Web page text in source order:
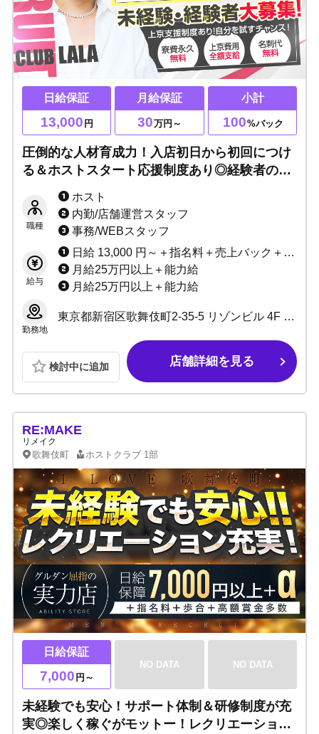
日給保証
13,000 円
月給保証
30万円～
小計
100%バック
圧倒的な人材育成力！入店初日から初回につけ
る＆ホストスタート応援制度あり◎経験者の方
は移籍準備金あり◎全国区の知名度で、売れっ
子への近道になる！
職種
ホスト
内勤/店舗運営スタッフ
事務/WEBスタッフ
給与
日給 13,000 円～＋指名料＋売上バック＋賞金
月給25万円以上＋能力給
月給25万円以上＋能力給
勤務地
東京都新宿区歌舞伎町2-35-5 リゾンビル 4F 【店舗】 営業時間 20:00～24:00 定休日：毎週金曜日・月末
検討中に追加 店舗詳細を見る
RE:MAKE
リメイク
歌舞伎町 ホストクラブ 1部
日給保証
7,000 円～
NO DATA NO DATA
未経験でも安心！サポート体制＆研修制度が充
実◎楽しく稼ぐがモットー！レクリエーション